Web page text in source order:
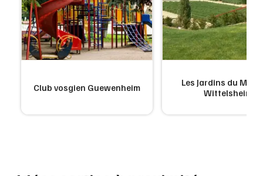
Club vosgien Guewenheim
Les Jardins du
Wittelsheim